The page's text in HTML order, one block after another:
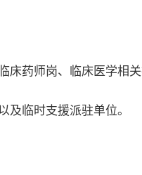
床药师岗、临床医学相
及临时支援派驻单位。